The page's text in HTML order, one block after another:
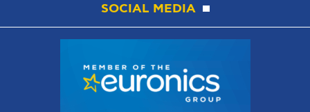
SOCIAL MEDIA